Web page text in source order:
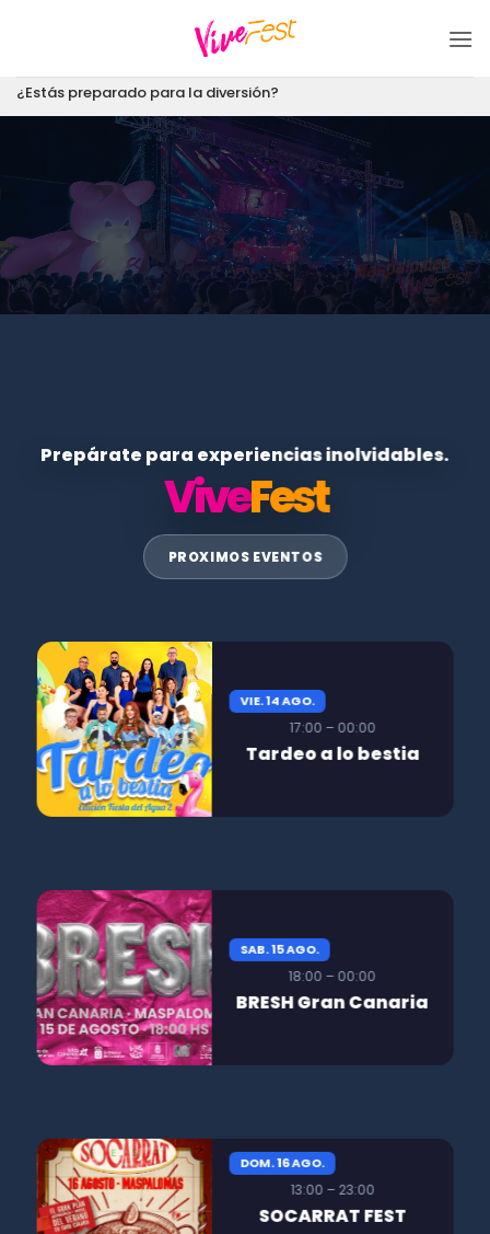
¿Estás preparado para la diversión?
Prepárate para experiencias inolvidables.
ViveFest
PROXIMOS EVENTOS
VIE. 14 AGO.
17:00 – 00:00
Tardeo a lo bestia
SAB. 15 AGO.
18:00 – 00:00
BRESH Gran Canaria
DOM. 16 AGO.
13:00 – 23:00
SOCARRAT FEST